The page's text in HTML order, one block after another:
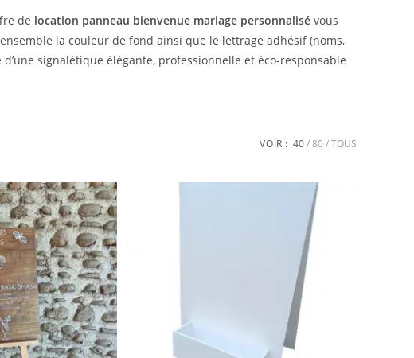
de location panneau bienvenue mariage personnalisé vous
la couleur de fond ainsi que le lettrage adhésif (noms,
d’une signalétique élégante, professionnelle et éco-responsable
VOIR : 40 80 TOUS